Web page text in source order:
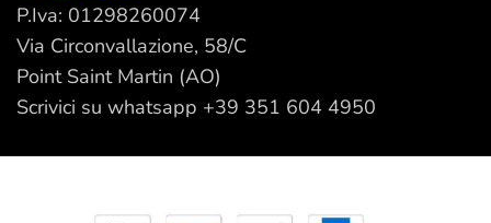
P.Iva: 01298260074
Via Circonvallazione, 58/C
Point Saint Martin (AO)
Scrivici su whatsapp +39 351 604 4950